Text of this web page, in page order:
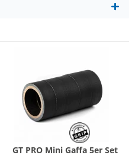
GT PRO Mini Gaffa 5er Set